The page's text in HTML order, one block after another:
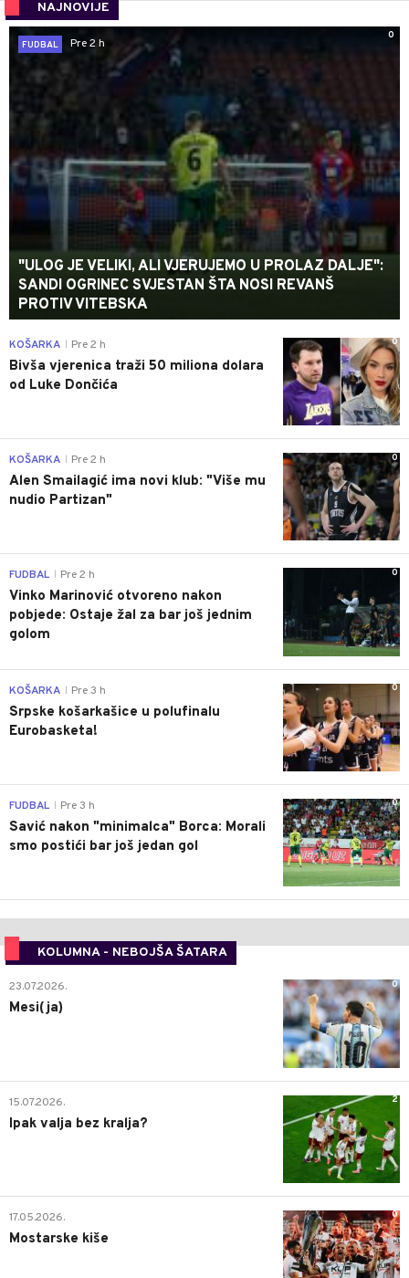
NAJNOVIJE
0
FUDBAL
Pre 2 h
"ULOG JE VELIKI, ALI VJERUJEMO U PROLAZ DALJE":
SANDI OGRINEC SVJESTAN ŠTA NOSI REVANŠ
PROTIV VITEBSKA
0
KOŠARKA Pre 2 h
Bivša vjerenica traži 50 miliona dolara
od Luke Dončića
0
KOŠARKA Pre 2 h
Alen Smailagić ima novi klub: "Više mu
nudio Partizan"
0
FUDBAL Pre 2 h
Vinko Marinović otvoreno nakon
pobjede: Ostaje žal za bar još jednim
golom
0
KOŠARKA Pre 3 h
Srpske košarkašice u polufinalu
Eurobasketa!
0
FUDBAL Pre 3 h
Savić nakon "minimalca" Borca: Morali
smo postići bar još jedan gol
KOLUMNA - NEBOJŠA ŠATARA
0
23.07.2026.
Mesi(ja)
2
15.07.2026.
Ipak valja bez kralja?
0
17.05.2026.
Mostarske kiše